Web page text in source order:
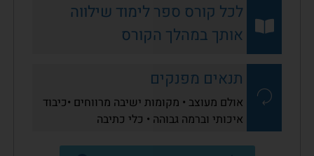
לכל קורס ספר לימוד שילווה
אותך במהלך הקורס
תנאים מפנקים
אולם מעוצב • מקומות ישיבה מרווחים •כיבוד
איכותי וברמה גבוהה • כלי כתיבה